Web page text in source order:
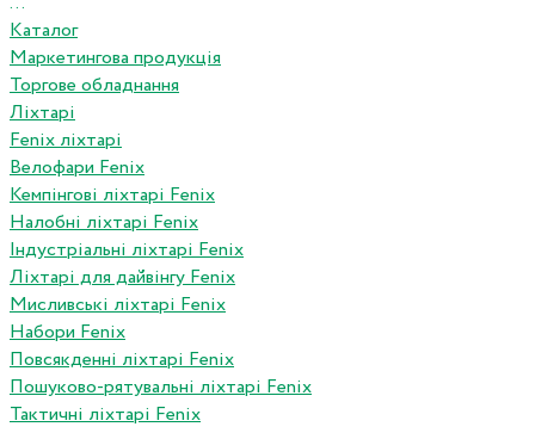
Каталог
Маркетингова продукція
Торгове обладнання
Ліхтарі
Fenix ліхтарі
Велофари Fenix
Кемпінгові ліхтарі Fenix
Налобні ліхтарі Fenix
Індустріальні ліхтарі Fenix
Ліхтарі для дайвінгу Fenix
Мисливські ліхтарі Fenix
Набори Fenix
Повсякденні ліхтарі Fenix
Пошуково-рятувальні ліхтарі Fenix
Тактичні ліхтарі Fenix